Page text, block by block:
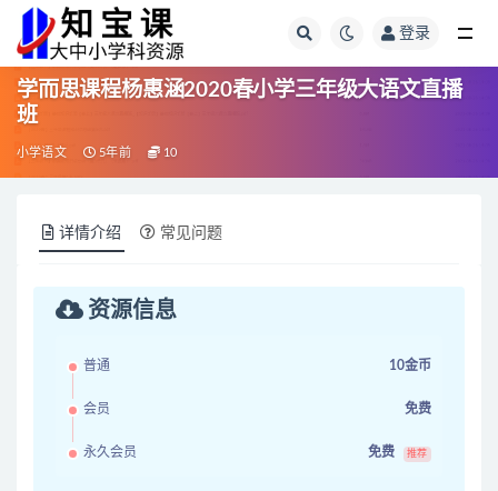
登录
学而思课程杨惠涵2020春小学三年级大语文直播
班
小学语文 5年前 10
详情介绍 常见问题
资源信息
普通 10金币
会员 免费
永久会员 免费 推荐
全部